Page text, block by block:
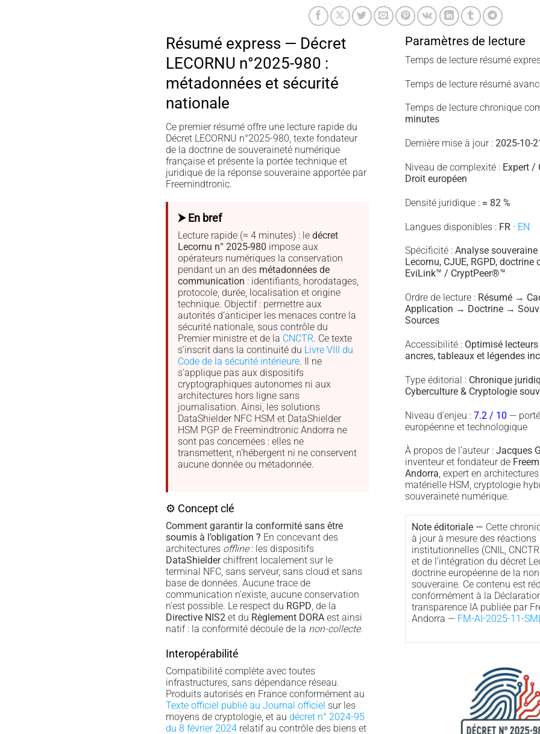
Résumé express — Décret
LECORNU n°2025-980 :
métadonnées et sécurité
nationale
Ce premier résumé offre une lecture rapide du
Décret LECORNU n°2025-980, texte fondateur
de la doctrine de souveraineté numérique
française et présente la portée technique et
juridique de la réponse souveraine apportée par
Freemindtronic.
⮞ En bref
Lecture rapide (≈ 4 minutes) : le décret
Lecornu n° 2025-980 impose aux
opérateurs numériques la conservation
pendant un an des métadonnées de
communication : identifiants, horodatages,
protocole, durée, localisation et origine
technique. Objectif : permettre aux
autorités d’anticiper les menaces contre la
sécurité nationale, sous contrôle du
Premier ministre et de la CNCTR. Ce texte
s’inscrit dans la continuité du Livre VIII du
Code de la sécurité intérieure. Il ne
s’applique pas aux dispositifs
cryptographiques autonomes ni aux
architectures hors ligne sans
journalisation. Ainsi, les solutions
DataShielder NFC HSM et DataShielder
HSM PGP de Freemindtronic Andorra ne
sont pas concernées : elles ne
transmettent, n’hébergent ni ne conservent
aucune donnée ou métadonnée.
⚙ Concept clé
Comment garantir la conformité sans être
soumis à l’obligation ? En concevant des
architectures offline: les dispositifs
DataShielderchiffrent localement sur le
terminal NFC, sans serveur, sans cloud et sans
base de données. Aucune trace de
communication n’existe, aucune conservation
n’est possible. Le respect du RGPD, de la
Directive NIS2et du Règlement DORAest ainsi
natif : la conformité découle de la non-collecte.
Interopérabilité
Compatibilité complète avec toutes
infrastructures, sans dépendance réseau.
Produits autorisés en France conformément au
Texte officiel publié au Journal officiel sur les
moyens de cryptologie, et au décret n° 2024-95
du 8 février 2024relatif au contrôle des biens et
Paramètres de lecture
Temps de lecture résumé
Temps de lecture résumé
Temps de lecture chronique
minutes
Dernière mise à jour : 2025-10-
Niveau de complexité : Expert /
Droit européen
Densité juridique : ≈ 82 %
Langues disponibles : FR · EN
Spécificité : Analyse
Lecornu, CJUE, RGPD,
EviLink™ / CryptPeer®™
Ordre de lecture : Résumé →
Application → Doctrine →
Sources
Accessibilité : Optimisé lecteurs
ancres, tableaux et légendes
Type éditorial : Chronique
Cyberculture & Cryptologie
Niveau d’enjeu : 7.2 / 10 —
européenne et technologique
À propos de l’auteur : Jacques
inventeur et fondateur de
Andorra, expert en
matérielle HSM, cryptologie
souveraineté numérique.
Note éditoriale — Cette
à jour à mesure des réactions
institutionnelles (CNIL,
et de l’intégration du décret
doctrine européenne de la
souveraine. Ce contenu est
conformément à la
transparence IA publiée par
Andorra —FM-AI-2025-11-